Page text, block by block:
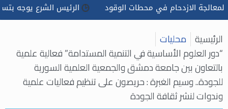
في محطات الوقود الرئيس الشرع يوجه بتسخير كل
الرئيسية محليات
“دور العلوم الأساسية في التنمية المستدامة” فعالية علمية
بالتعاون بين جامعة دمشق والجمعية العلمية السورية
للجودة.. وسيم الغبرة : حريصون على تنظيم فعاليات علمية
وندوات لنشر ثقافة الجودة